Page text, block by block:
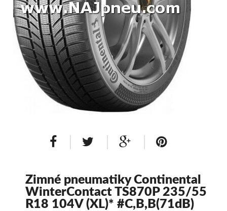
SUV/crossover + OFFRoad-ové
Dodávkové + malé úžitkové
Disky
Hliníkové / ALU disky / Elektróny
Puklice na kolesá Kontakt Blog
Zimné pneumatiky Continental
WinterContact TS870P 235/55
R18 104V (XL)* #C,B,B(71dB)